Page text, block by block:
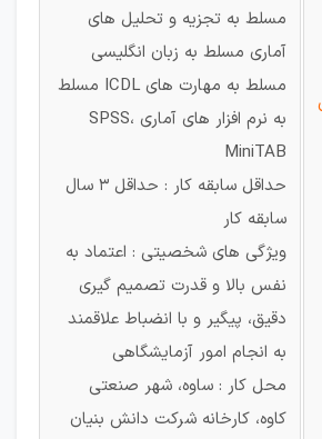
مسلط به تجزیه و تحلیل های
آماری مسلط به زبان انگلیسی
مسلط به مهارت های ICDL مسلط
به نرم افزار های آماری SPSS،
MiniTAB
حداقل سابقه کار : حداقل ۳ سال
سابقه کار
ویژگی های شخصیتی : اعتماد به
نفس بالا و قدرت تصمیم گیری
دقیق، پیگیر و با انضباط علاقمند
به انجام امور آزمایشگاهی
محل کار : ساوه، شهر صنعتی
کاوه، کارخانه شرکت دانش بنیان